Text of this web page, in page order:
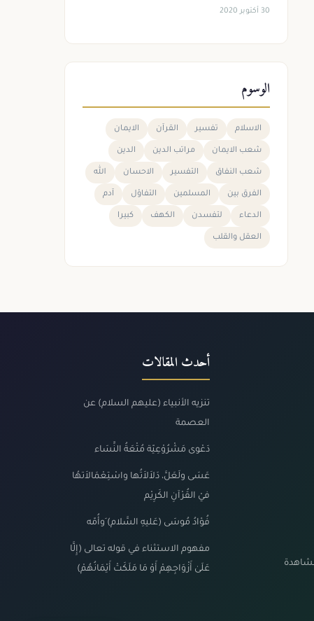
30 أكتوبر 2020
الوسوم
الاسلام تفسير القرآن الايمان
شعب الايمان مراتب الدين الدين
شعب النفاق التفسير الاحسان الله
الفرق بين المسلمين التفاؤل آدم
الدعاء لتفسدن الكهف كبيرا
العقل والقلب
أحدث المقالات
تنزيه الأنبياء (عليهم السلام) عن
العصمة
دَعْوى مَشْرُوْعِيّة مُتْعَةُ النِّسَاء
عَسَى ولَعَلَّ، دَلاَلاَتُها واسْتِعْمَالاَتهُا
فيْ القُرْآنِ الكَرِيْم
فُؤادُ مُوسَى (عَليهِ السَّلام) َوأُمّه
مفهوم الاستثناء في قوله تعالى (إِلَّا
عَلَىٰ أَزْوَاجِهِمْ أَوْ مَا مَلَكَتْ أَيْمَانُهُمْ)